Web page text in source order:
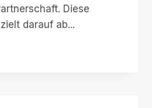
Diese
darauf ab...